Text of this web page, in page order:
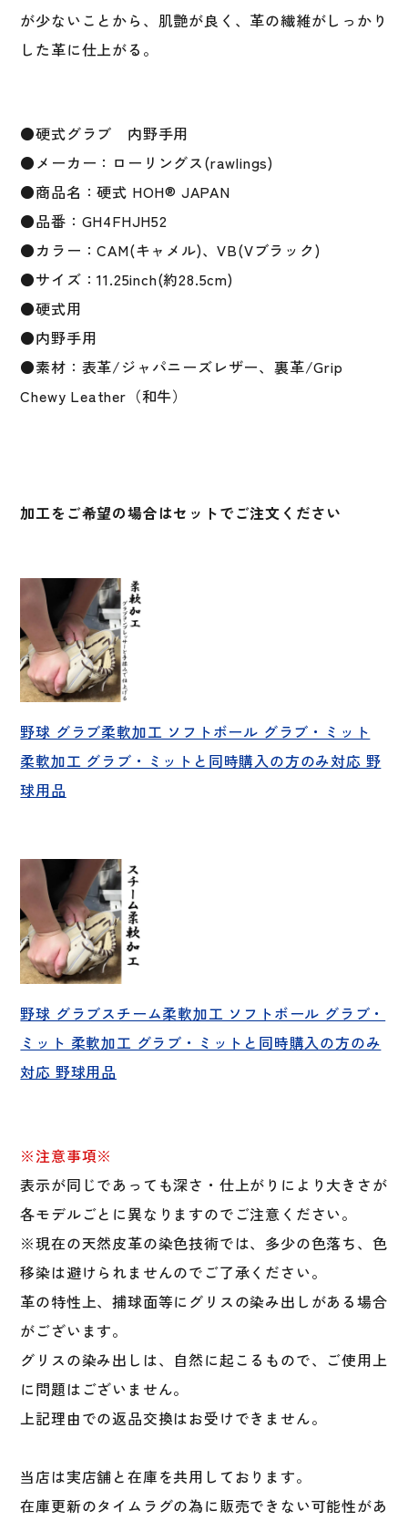
が少ないことから、肌艶が良く、革の繊維がしっかり
した革に仕上がる。
●硬式グラブ 内野手用
●メーカー：ローリングス(rawlings)
●商品名：硬式 HOH® JAPAN
●品番：GH4FHJH52
●カラー：CAM(キャメル)、VB(Vブラック)
●サイズ：11.25inch(約28.5cm)
●硬式用
●内野手用
●素材：表革/ジャパニーズレザー、裏革/Grip
Chewy Leather（和牛）
加工をご希望の場合はセットでご注文ください
野球 グラブ柔軟加工 ソフトボール グラブ・ミット
柔軟加工 グラブ・ミットと同時購入の方のみ対応 野
球用品
野球 グラブスチーム柔軟加工 ソフトボール グラブ・
ミット 柔軟加工 グラブ・ミットと同時購入の方のみ
対応 野球用品
※注意事項※
表示が同じであっても深さ・仕上がりにより大きさが
各モデルごとに異なりますのでご注意ください。
※現在の天然皮革の染色技術では、多少の色落ち、色
移染は避けられませんのでご了承ください。
革の特性上、捕球面等にグリスの染み出しがある場合
がございます。
グリスの染み出しは、自然に起こるもので、ご使用上
に問題はございません。
上記理由での返品交換はお受けできません。
当店は実店舗と在庫を共用しております。
在庫更新のタイムラグの為に販売できない可能性があ